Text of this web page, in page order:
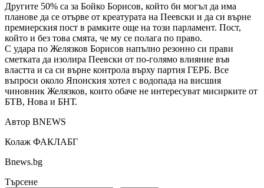
Другите 50% са за Бойко Борисов, който би могъл да има
планове да се отърве от креатурата на Пеевски и да си върне
премиерския пост в рамките още на този парламент. Пост,
който и без това смята, че му се полага по право.
С удара по Желязков Борисов напълно резонно си прави
сметката да изолира Пеевски от по-голямо влияние във
властта и са си върне контрола върху партия ГЕРБ. Все
въпроси около Японския хотел с водопада на висшия
чиновник Желязков, които обаче не интересуват мисирките от
БТВ, Нова и БНТ.
Автор BNEWS
Колаж ФАКЛАБГ
Bnews.bg
Търсене